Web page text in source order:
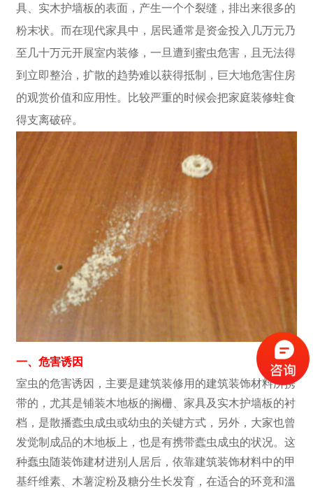
具、实木护墙板的表面，产生一个个裂缝，排出来很多的
粉末状。而在现代家具中，居民通常是资金投入几万元乃
至几十万元开展室内装修，一旦遭到蜜虫危害，且无法得
到立即整治，扩散的趋势难以获得抵制，巨大地危害住房
的观赏价值和应用性。比较严重的时候会把家庭装修蛀食
得支离破碎。
一、危害诱因
室虫的危害诱因，主要是建筑装修用的建筑装饰材料所携
带的，尤其是铺装木地板的搁栅、家具及实木护墙板的衬
档，是散播蠹虫成虫或幼虫的关键方式，另外，大家也曾
发觉制成品的木地板上，也是有携带蠹虫成虫的状况。这
种蠢虫随装饰建材进别人居后，依靠建筑装饰材料中的甲
基纤维素、木薯淀粉及糖分生长发育，在适合的环竟和溫